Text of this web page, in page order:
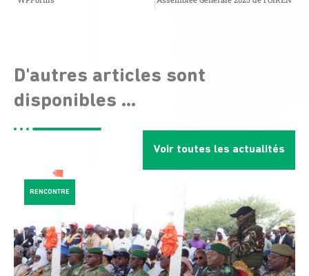
D'autres articles sont
disponibles ...
Voir toutes les actualités
RENCONTRE